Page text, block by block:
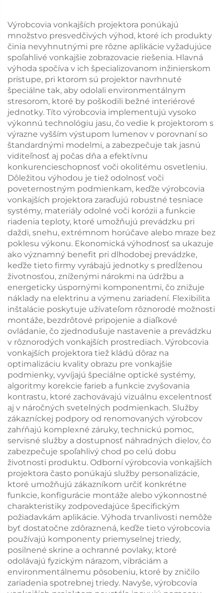
Výrobcovia vonkajších projektora ponúkajú
množstvo presvedčivých výhod, ktoré ich produkty
činia nevyhnutnými pre rôzne aplikácie vyžadujúce
spoľahlivé vonkajšie zobrazovacie riešenia. Hlavná
výhoda spočíva v ich špecializovanom inžinierskom
prístupe, pri ktorom sú projektor navrhnuté
špeciálne tak, aby odolali environmentálnym
stresorom, ktoré by poškodili bežné interiérové
jednotky. Títo výrobcovia implementujú vysoko
výkonnú technológiu jasu, čo vedie k projektorom s
výrazne vyšším výstupom lumenov v porovnaní so
štandardnými modelmi, a zabezpečuje tak jasnú
viditeľnosť aj počas dňa a efektívnu
konkurencieschopnosť voči okolitému osvetleniu.
Dôležitou výhodou je tiež odolnosť voči
poveternostným podmienkam, keďže výrobcovia
vonkajších projektora zaraďujú robustné tesniace
systémy, materiály odolné voči korózii a funkcie
riadenia teploty, ktoré umožňujú prevádzku pri
daždi, snehu, extrémnom horúčave alebo mraze bez
poklesu výkonu. Ekonomická výhodnosť sa ukazuje
ako významný benefit pri dlhodobej prevádzke,
keďže tieto firmy vyrábajú jednotky s predĺženou
životnosťou, zníženými nárokmi na údržbu a
energeticky úspornými komponentmi, čo znižuje
náklady na elektrinu a výmenu zariadení. Flexibilita
inštalácie poskytuje užívateľom rôznorodé možnosti
montáže, bezdrôtové pripojenie a diaľkové
ovládanie, čo zjednodušuje nastavenie a prevádzku
v rôznorodých vonkajších prostrediach. Výrobcovia
vonkajších projektora tiež kládú dôraz na
optimalizáciu kvality obrazu pre vonkajšie
podmienky, vyvíjajú špeciálne optické systémy,
algoritmy korekcie farieb a funkcie zvyšovania
kontrastu, ktoré zachovávajú vizuálnu excelentnosť
aj v náročných svetelných podmienkach. Služby
zákazníckej podpory od renomovaných výrobcov
zahŕňajú komplexné záruky, technickú pomoc,
servisné služby a dostupnosť náhradných dielov, čo
zabezpečuje spoľahlivý chod po celú dobu
životnosti produktu. Odborní výrobcovia vonkajších
projektora často ponúkajú služby personalizácie,
ktoré umožňujú zákazníkom určiť konkrétne
funkcie, konfigurácie montáže alebo výkonnostné
charakteristiky zodpovedajúce špecifickým
požiadavkám aplikácie. Výhoda trvanlivosti nemôže
byť dostatočne zdôraznená, keďže tieto výrobcovia
používajú komponenty priemyselnej triedy,
posilnené skrine a ochranné povlaky, ktoré
odolávajú fyzickým nárazom, vibráciám a
environmentálnemu pôsobeniu, ktoré by zničilo
zariadenia spotrebnej triedy. Navyše, výrobcovia